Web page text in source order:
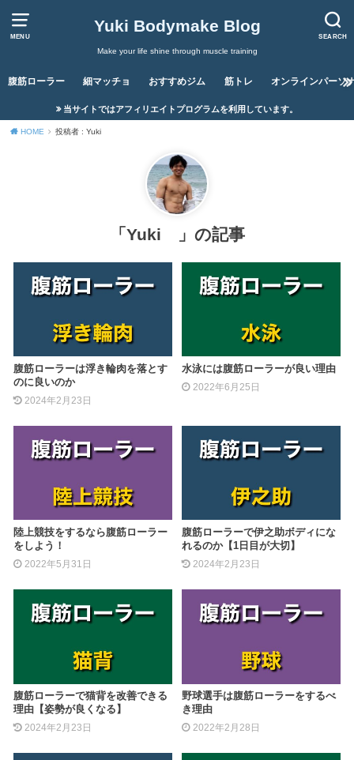
MENU SEARCH
Yuki Bodymake Blog
Make your life shine through muscle training
腹筋ローラー 細マッチョ おすすめジム 筋トレ オンラインパーソ
当サイトではアフィリエイトプログラムを利用しています。
HOME 投稿者 : Yuki
「Yuki 」の記事
腹筋ローラーは浮き輪肉を落とす
のに良いのか
2024年2月23日
水泳には腹筋ローラーが良い理由
2022年6月25日
陸上競技をするなら腹筋ローラー
をしよう！
2022年5月31日
腹筋ローラーで伊之助ボディにな
れるのか【1日目が大切】
2024年2月23日
腹筋ローラーで猫背を改善できる
理由【姿勢が良くなる】
2024年2月23日
野球選手は腹筋ローラーをするべ
き理由
2022年2月28日